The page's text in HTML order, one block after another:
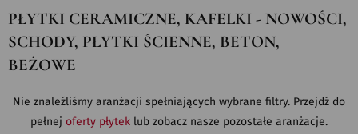
PŁYTKI CERAMICZNE, KAFELKI - NOWOŚCI,
SCHODY, PŁYTKI ŚCIENNE, BETON,
BEŻOWE
Nie znaleźliśmy aranżacji spełniających wybrane filtry. Przejdź do
pełnej oferty płytek lub zobacz nasze pozostałe aranżacje.